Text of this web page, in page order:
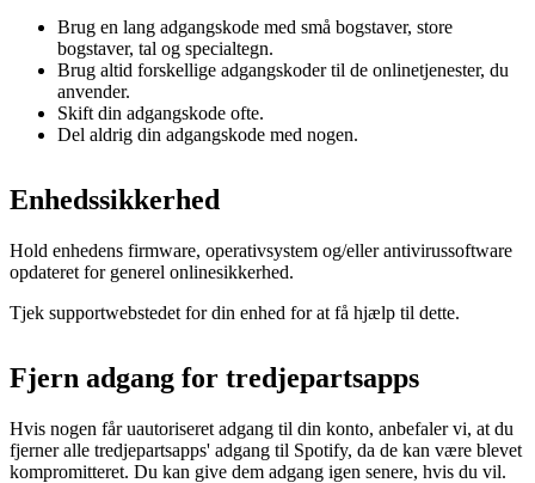
Brug en lang adgangskode med små bogstaver, store
bogstaver, tal og specialtegn.
Brug altid forskellige adgangskoder til de onlinetjenester, du
anvender.
Skift din adgangskode ofte.
Del aldrig din adgangskode med nogen.
Enhedssikkerhed
Hold enhedens firmware, operativsystem og/eller antivirussoftware
opdateret for generel onlinesikkerhed.
Tjek supportwebstedet for din enhed for at få hjælp til dette.
Fjern adgang for tredjepartsapps
Hvis nogen får uautoriseret adgang til din konto, anbefaler vi, at du
fjerner alle tredjepartsapps' adgang til Spotify, da de kan være blevet
kompromitteret. Du kan give dem adgang igen senere, hvis du vil.